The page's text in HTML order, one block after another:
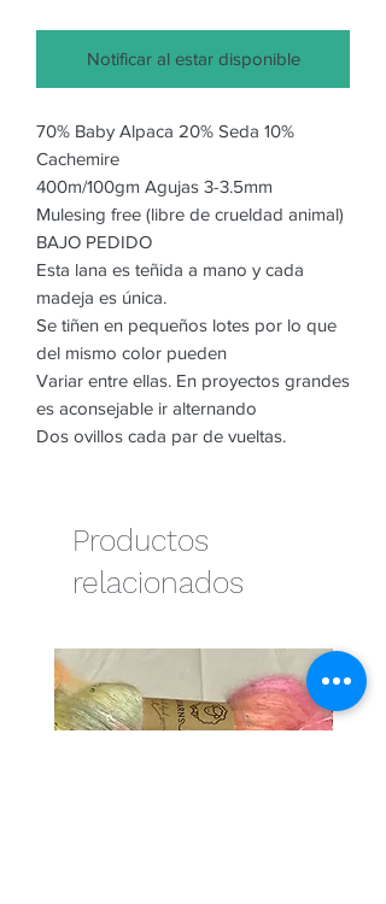
Notificar al estar disponible
70% Baby Alpaca 20% Seda 10%
Cachemire
400m/100gm Agujas 3-3.5mm
Mulesing free (libre de crueldad animal)
BAJO PEDIDO
Esta lana es teñida a mano y cada
madeja es única.
Se tiñen en pequeños lotes por lo que
del mismo color pueden
Variar entre ellas. En proyectos grandes
es aconsejable ir alternando
Dos ovillos cada par de vueltas.
Productos
relacionados